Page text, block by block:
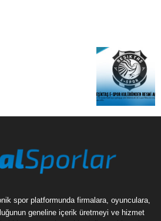
spor platformunda firmalara, oyunculara,
geneline içerik üretmeyi ve hizmet